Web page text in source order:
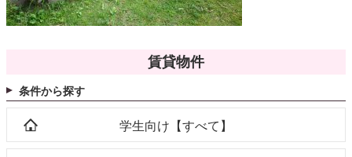
賃貸物件
条件から探す
学生向け【すべて】